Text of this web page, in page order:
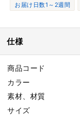
お届け日数1～2週間
仕様
商品コード
カラー
素材、材質
サイズ